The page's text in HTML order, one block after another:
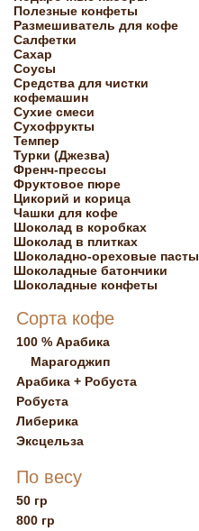
Полезные конфеты
Размешиватель для кофе
Салфетки
Сахар
Соусы
Средства для чистки
кофемашин
Сухие смеси
Сухофрукты
Темпер
Турки (Джезва)
Френч-прессы
Фруктовое пюре
Цикорий и корица
Чашки для кофе
Шоколад в коробках
Шоколад в плитках
Шоколадно-ореховые пасты
Шоколадные батончики
Шоколадные конфеты
Сорта кофе
100 % Арабика
Марагоджип
Арабика + Робуста
Робуста
Либерика
Эксцельза
По весу
50 гр
800 гр